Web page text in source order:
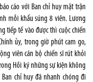
cáo với Ban chỉ huy mặt trận
mỗi khẩu súng 8 viên. Lương
tiếp tế vào được thì cuộc chiến
ủy, trong giờ phút cam go,
viên cán bộ chiến sĩ rút khỏi
Hồi ký những sự kiện không
chỉ huy đã nhanh chóng đi